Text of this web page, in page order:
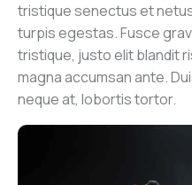
tristique senectus et
turpis egestas. Fusce
tristique, justo elit blandit
magna accumsan ante.
neque at, lobortis tortor.